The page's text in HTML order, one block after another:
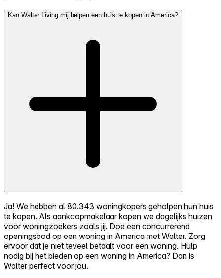
Kan Walter Living mij helpen een huis te kopen in America?
Ja! We hebben al 80.343 woningkopers geholpen hun huis
te kopen. Als aankoopmakelaar kopen we dagelijks huizen
voor woningzoekers zoals jij. Doe een concurrerend
openingsbod op een woning in America met Walter. Zorg
ervoor dat je niet teveel betaalt voor een woning. Hulp
nodig bij het bieden op een woning in America? Dan is
Walter perfect voor jou.